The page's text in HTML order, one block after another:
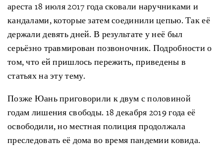
ареста 18 июля 2017 года сковали наручниками и
кандалами, которые затем соединили цепью. Так её
держали девять дней. В результате у неё был
серьёзно травмирован позвоночник. Подробности о
том, что ей пришлось пережить, приведены в
статьях на эту тему.
Позже Юань приговорили к двум с половиной
годам лишения свободы. 18 декабря 2019 года её
освободили, но местная полиция продолжала
преследовать её дома во время пандемии ковида.